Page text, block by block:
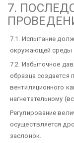
7.
7.1. Испытание
окружающей среды
7.2. Избыточное
образца создается
вентиляционного
нагнетательному
Регулирование
осуществляется
заслонок.